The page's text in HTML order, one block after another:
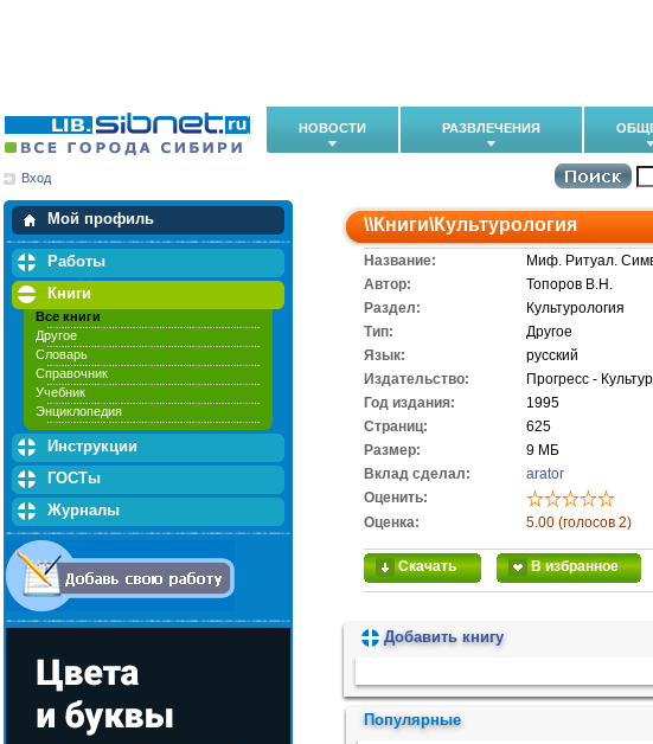
НОВОСТИ РАЗВЛЕЧЕНИЯ
Вход
Мой профиль
Мои закладки
Работы
Книги
Все книги
Другое
Словарь
Справочник
Учебник
Энциклопедия
Инструкции
ГОСТы
Журналы
\\Книги\Культурология
Название:
Миф. Ритуал.
Автор:
Топоров В.Н.
Раздел:
Культурология
Тип:
Другое
Язык:
русский
Издательство:
Прогресс -
Год издания:
1995
Cтраниц:
625
Размер:
9 МБ
Вклад сделал:
arator
Оценить:
Оценка:
5.00 (голосов 2)
Скачать В избранное
Добавить книгу
Популярные